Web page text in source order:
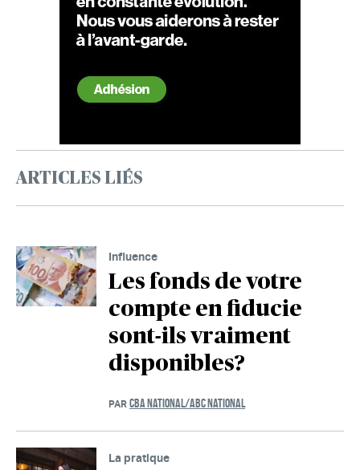
ARTICLES LIÉS
Influence
Les fonds de votre
compte en fiducie
sont-ils vraiment
disponibles?
PAR CBA NATIONAL/ABC NATIONAL
La pratique